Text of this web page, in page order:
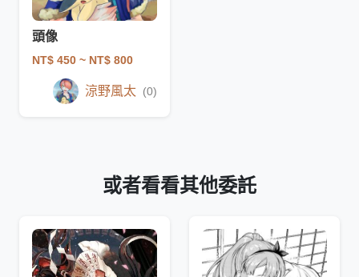
頭像
NT$ 450 ~ NT$ 800
涼野風太 (0)
或者看看其他委託